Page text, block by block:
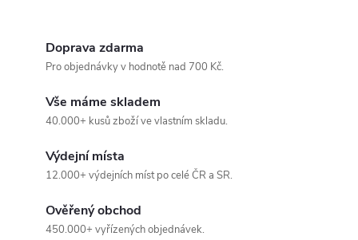
Doprava zdarma
Pro objednávky v hodnotě nad 700 Kč.
Vše máme skladem
40.000+ kusů zboží ve vlastním skladu.
Výdejní místa
12.000+ výdejních míst po celé ČR a SR.
Ověřený obchod
450.000+ vyřízených objednávek.